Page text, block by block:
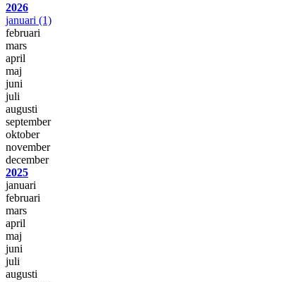
2026
januari (1)
februari
mars
april
maj
juni
juli
augusti
september
oktober
november
december
2025
januari
februari
mars
april
maj
juni
juli
augusti